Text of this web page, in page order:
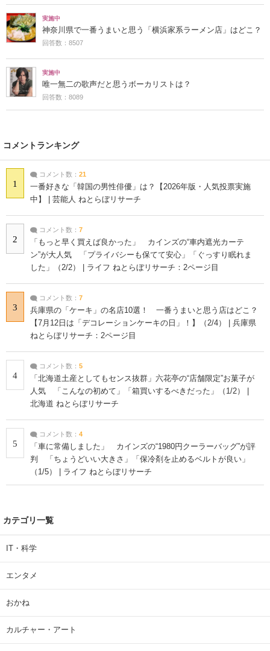
実施中
神奈川県で一番うまいと思う「横浜家系ラーメン店」はどこ？
回答数：8507
実施中
唯一無二の歌声だと思うボーカリストは？
回答数：8089
コメントランキング
1
コメント数： 21
一番好きな「韓国の男性俳優」は？【2026年版・人気投票実施
中】 | 芸能人 ねとらぼリサーチ
2
コメント数： 7
「もっと早く買えば良かった」 カインズの“車内遮光カーテ
ン”が大人気 「プライバシーも保てて安心」「ぐっすり眠れま
した」（2/2） | ライフ ねとらぼリサーチ：2ページ目
3
コメント数： 7
兵庫県の「ケーキ」の名店10選！ 一番うまいと思う店はどこ？
【7月12日は「デコレーションケーキの日」！】（2/4） | 兵庫県
ねとらぼリサーチ：2ページ目
4
コメント数： 5
「北海道土産としてもセンス抜群」六花亭の“店舗限定”お菓子が
人気 「こんなの初めて」「箱買いするべきだった」（1/2） |
北海道 ねとらぼリサーチ
5
コメント数： 4
「車に常備しました」 カインズの“1980円クーラーバッグ”が評
判 「ちょうどいい大きさ」「保冷剤を止めるベルトが良い」
（1/5） | ライフ ねとらぼリサーチ
カテゴリ一覧
IT・科学
エンタメ
おかね
カルチャー・アート